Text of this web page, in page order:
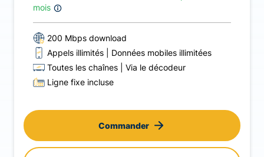
mois
200 Mbps download
Appels illimités
Données mobiles illimitées
Toutes les chaînes
Via le décodeur
Ligne fixe incluse
Commander